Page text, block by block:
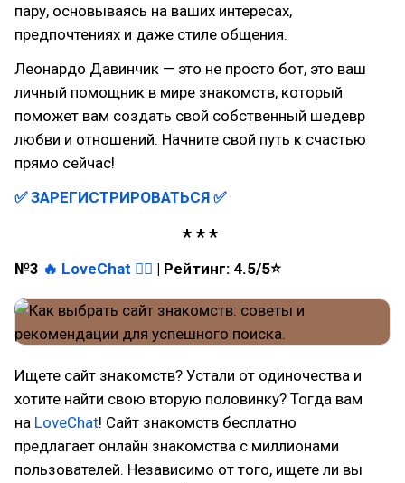
пару, основываясь на ваших интересах,
предпочтениях и даже стиле общения.
Леонардо Давинчик — это не просто бот, это ваш
личный помощник в мире знакомств, который
поможет вам создать свой собственный шедевр
любви и отношений. Начните свой путь к счастью
прямо сейчас!
✅ ЗАРЕГИСТРИРОВАТЬСЯ ✅
№3 🔥 LoveChat 👈🏻 | Рейтинг: 4.5/5⭐
Ищете сайт знакомств? Устали от одиночества и
хотите найти свою вторую половинку? Тогда вам
на LoveChat! Сайт знакомств бесплатно
предлагает онлайн знакомства с миллионами
пользователей. Независимо от того, ищете ли вы